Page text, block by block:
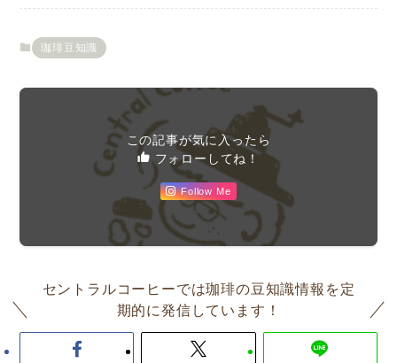
珈琲豆知識
この記事が気に入ったら
フォローしてね！
Follow Me
セントラルコーヒーでは珈琲の豆知識情報を定
期的に発信しています！